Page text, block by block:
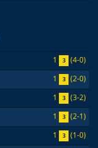
1 3
(4-0)
1 3
(2-0)
1 3
(3-2)
1 3
(2-1)
1 3
(1-0)